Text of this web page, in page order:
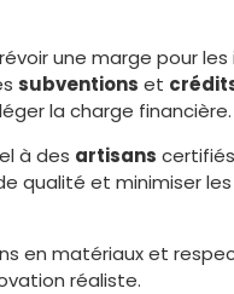
une marge pour les
subventions et
la charge financière.
à des artisans
qualité et minimiser
en matériaux et
réaliste.